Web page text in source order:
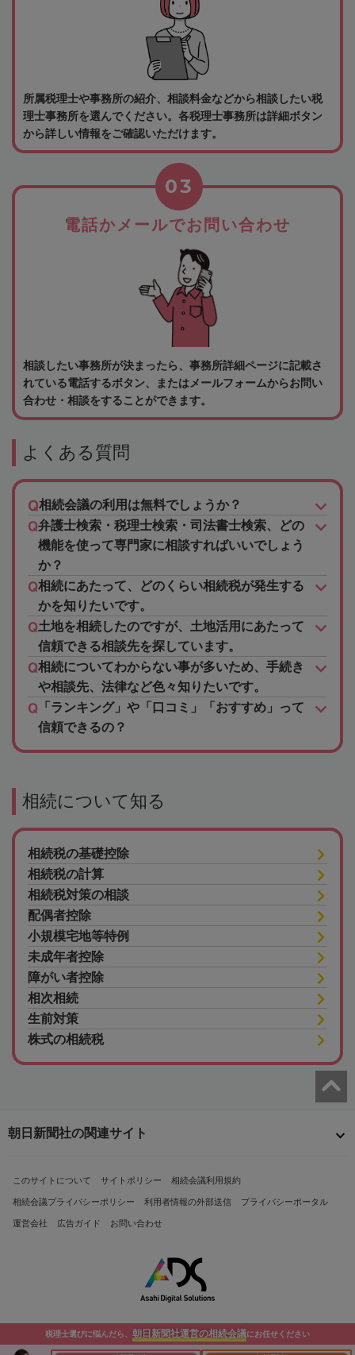
所属税理士や事務所の紹介、相談料金などから相談したい税
理士事務所を選んでください。各税理士事務所は詳細ボタン
から詳しい情報をご確認いただけます。
電話かメールでお問い合わせ
03
相談したい事務所が決まったら、事務所詳細ページに記載さ
れている電話するボタン、またはメールフォームからお問い
合わせ・相談をすることができます。
よくある質問
相続会議の利用は無料でしょうか？
弁護士検索・税理士検索・司法書士検索、どの
機能を使って専門家に相談すればいいでしょう
か？
相続にあたって、どのくらい相続税が発生する
かを知りたいです。
土地を相続したのですが、土地活用にあたって
信頼できる相談先を探しています。
相続についてわからない事が多いため、手続き
や相談先、法律など色々知りたいです。
「ランキング」や「口コミ」「おすすめ」って
信頼できるの？
相続について知る
相続税の基礎控除
相続税の計算
相続税対策の相談
配偶者控除
小規模宅地等特例
未成年者控除
障がい者控除
相次相続
生前対策
株式の相続税
税理士選びに悩んだら、 朝日新聞社運営の相続会議にお任せください
朝日新聞社の関連サイト
このサイトについて サイトポリシー 相続会議利用規約
相続会議プライバシーポリシー 利用者情報の外部送信 プライバシーポータル
運営会社 広告ガイド お問い合わせ
Copyright© The Asahi Shimbun Company. All Rights Reserved.